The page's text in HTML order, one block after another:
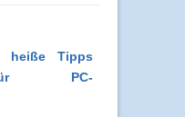
heiße Tipps
PC-